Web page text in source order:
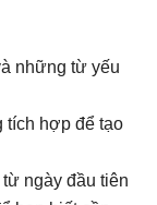
những từ yếu
tích hợp để tạo
ngày đầu tiên